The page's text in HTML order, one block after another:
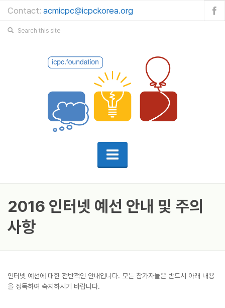
Contact: acmicpc@icpckorea.org
2016 인터넷 예선 안내 및 주의
사항
인터넷 예선에 대한 전반적인 안내입니다. 모든 참가자들은 반드시 아래 내용
을 정독하여 숙지하시기 바랍니다.